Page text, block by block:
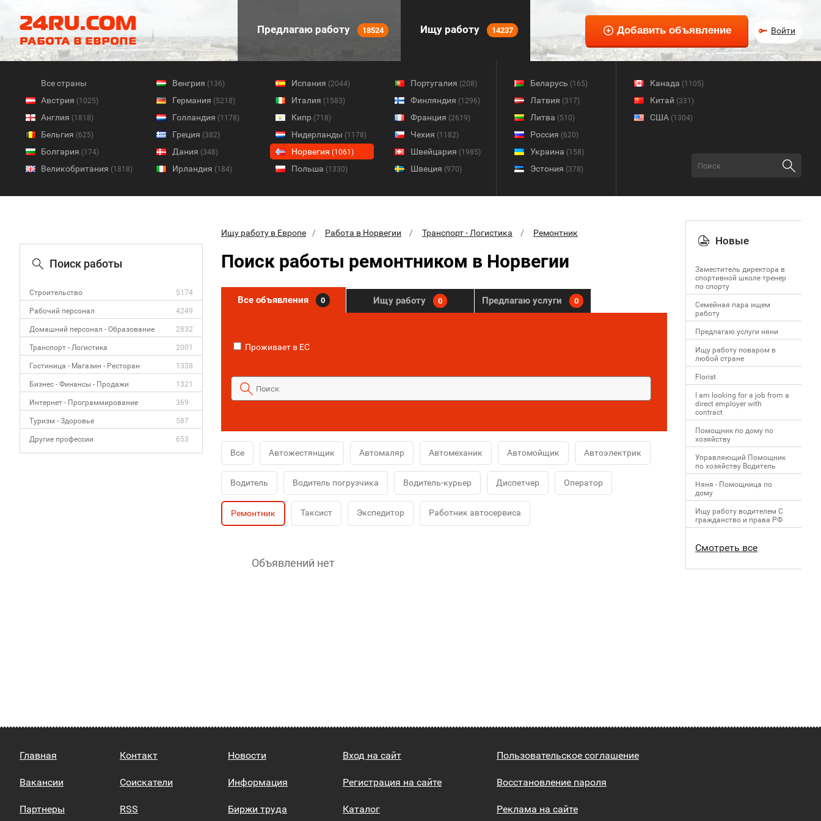
Предлагаю работу 18524 Ищу работу 14237 Войти
Все страны
Австрия (1025)
Англия (1818)
Бельгия (625)
Болгария (174)
Великобритания (1818)
Венгрия (136)
Германия (5218)
Голландия (1178)
Греция (382)
Дания (348)
Ирландия (184)
Испания (2044)
Италия (1583)
Кипр (718)
Нидерланды (1178)
Норвегия (1061)
Польша (1330)
Португалия (208)
Финляндия (1296)
Франция (2619)
Чехия (1182)
Швейцария (1985)
Швеция (970)
Беларусь (165)
Латвия (317)
Литва (510)
Россия (620)
Украина (158)
Эстония (378)
Канада (1105)
Китай (331)
США (1304)
Поиск работы
Строительство 5174
Рабочий персонал 4249
Домашний персонал - Образование 2832
Транспорт - Логистика 2001
Гостиница - Магазин - Ресторан 1338
Бизнес - Финансы - Продажи 1321
Интернет - Программирование 369
Туризм - Здоровье 587
Другие профессии 653
Ищу работу в Европе Работа в Норвегии Транспорт - Логистика Ремонтник
Поиск работы ремонтником в Норвегии
Все объявления 0 Ищу работу 0 Предлагаю услуги 0
Проживает в ЕС
Все Автожестянщик Автомаляр Автомеханик Автомойщик Автоэлектрик
Водитель Водитель погрузчика Водитель-курьер Диспетчер Оператор
Ремонтник Таксист Экспедитор Работник автосервиса
Объявлений нет
Новые
Заместитель директора в
спортивной школе тренер
по спорту
Семейная пара ищем
работу
Предлагаю услуги няни
Ищу работу поваром в
любой стране
Florist
I am looking for a job from a
direct employer with
contract
Помощник по дому по
хозяйству
Управляющий Помощник
по хозяйству Водитель
Няня - Помощница по
дому
Ищу работу водителем С
гражданство и права РФ
Смотреть все
Главная
Вакансии
Партнеры
Контакт
Соискатели
RSS
Новости
Информация
Биржи труда
Вход на сайт
Регистрация на сайте
Каталог
Пользовательское соглашение
Восстановление пароля
Реклама на сайте